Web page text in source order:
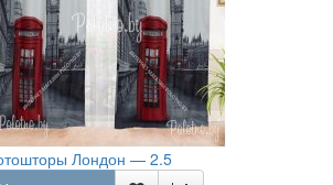
Лондон — 2.5